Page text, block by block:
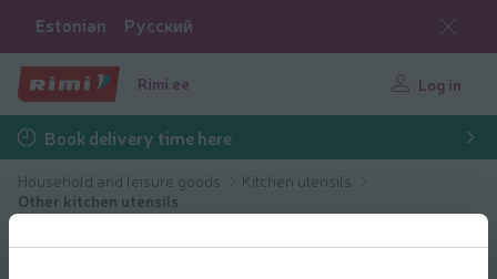
Estonian Русский
Rimi.ee Log in
Book delivery time here
Household and leisure goods
Kitchen utensils
Other kitchen utensils